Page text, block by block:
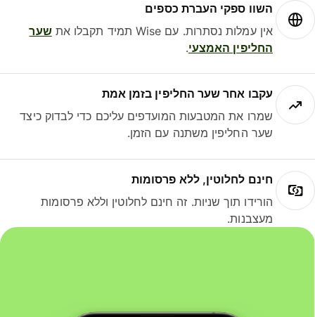
השוו ספקי העברת כספים
אין עמלות נסתרות. עם Wise תמיד תקבלו את
שער
החליפין האמצעי.
עקבו אחר שער החליפין בזמן אמת
שמרו את המטבעות המועדפים עליכם כדי לבדוק כיצד
שער החליפין משתנה עם הזמן.
חינם לחלוטין, ללא פרסומות
הורידו תוך שניות. זה חינם לחלוטין וללא פרסומות
מעצבנות.